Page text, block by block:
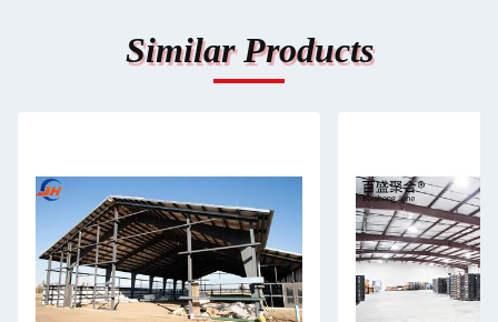
Similar Products